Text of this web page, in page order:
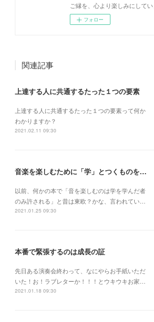
ご縁を、心より楽しみにしてい
フォロー
関連記事
上達する人に共通するたった１つの要素
上達する人に共通するたった１つの要素って何か
わかりますか？
2021.02.11 09:30
音楽を楽しむために「学」とつくものを学べ！
以前、何かの本で「音を楽しむのは学を学んだ者
のみ許される」と昔は東欧？かな、言われてい…
2021.01.25 09:30
本番で緊張するのは成長の証
先日ある演奏会終わって、なにやらお手紙いただ
いた！お！ラブレターか！！！とウキウキお家…
2021.01.18 09:30